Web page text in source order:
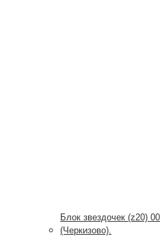
Блок звездочек (z20)
(Черкизово).